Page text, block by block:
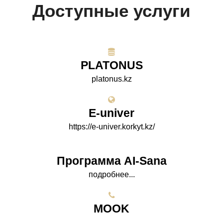
Доступные услуги
PLATONUS
platonus.kz
E-univer
https://e-univer.korkyt.kz/
Программа AI-Sana
подробнее...
МООK